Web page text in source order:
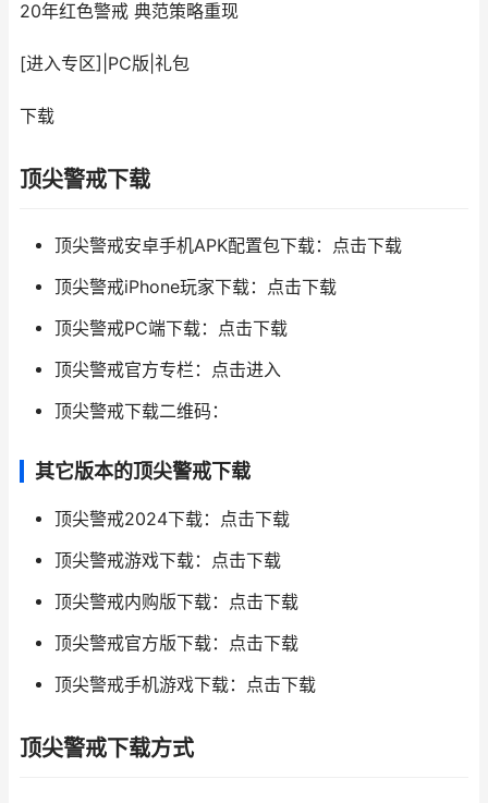
20年红色警戒 典范策略重现
[进入专区] PC版 礼包
下载
顶尖警戒下载
顶尖警戒安卓手机APK配置包下载：点击下载
顶尖警戒iPhone玩家下载：点击下载
顶尖警戒PC端下载：点击下载
顶尖警戒官方专栏：点击进入
顶尖警戒下载二维码：
其它版本的顶尖警戒下载
顶尖警戒2024下载：点击下载
顶尖警戒游戏下载：点击下载
顶尖警戒内购版下载：点击下载
顶尖警戒官方版下载：点击下载
顶尖警戒手机游戏下载：点击下载
顶尖警戒下载方式